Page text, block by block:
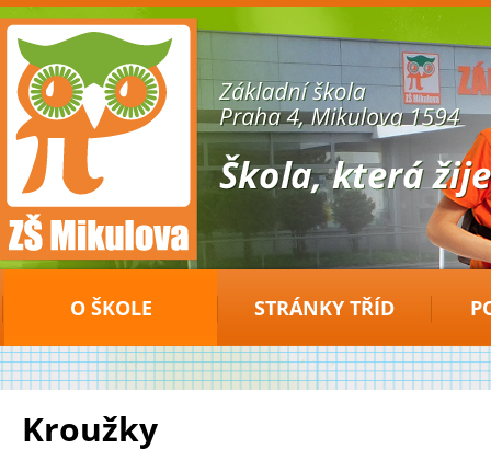
ZŠ
Mikulova
O ŠKOLE STRÁNKY TŘÍD
Kroužky